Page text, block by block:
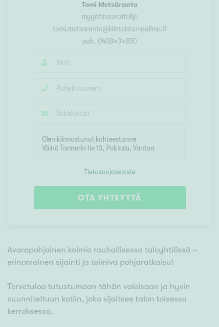
Tomi Metsäranta
myyntineuvottelija
tomi.metsaranta@kiinteistomaailma.fi
puh. 0408404850
Tietosuojaseloste
OTA YHTEYTTÄ
Avarapohjainen kolmio rauhallisessa taloyhtiössä –
erinomainen sijainti ja toimiva pohjaratkaisu!
Tervetuloa tutustumaan tähän valoisaan ja hyvin
suunniteltuun kotiin, joka sijaitsee talon toisessa
kerroksessa.